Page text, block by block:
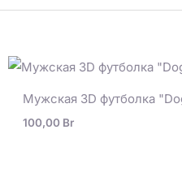
Мужская 3D футболка
100,00 Br